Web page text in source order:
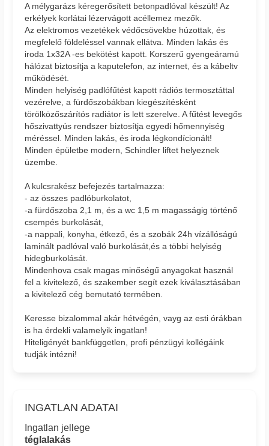
A mélygarázs kéregerősített betonpadlóval készült! Az
erkélyek korlátai lézervágott acéllemez mezők.
Az elektromos vezetékek védőcsövekbe húzottak, és
megfelelő földeléssel vannak ellátva. Minden lakás és
iroda 1x32A -es bekötést kapott. Korszerű gyengeáramú
hálózat biztosítja a kaputelefon, az internet, és a kábeltv
működését.
Minden helyiség padlófűtést kapott rádiós termosztáttal
vezérelve, a fürdőszobákban kiegészítésként
törölközőszárítós radiátor is lett szerelve. A fűtést levegős
hőszivattyús rendszer biztosítja egyedi hőmennyiség
méréssel. Minden lakás, és iroda légkondícionált!
Minden épületbe modern, Schindler liftet helyeznek
üzembe.
A kulcsrakész befejezés tartalmazza:
- az összes padlóburkolatot,
-a fürdőszoba 2,1 m, és a wc 1,5 m magasságig történő
csempés burkolását,
-a nappali, konyha, étkező, és a szobák 24h vízállóságú
laminált padlóval való burkolását,és a többi helyiség
hidegburkolását.
Mindenhova csak magas minőségű anyagokat használ
fel a kivitelező, és szakember segít ezek kiválasztásában
a kivitelező cég bemutató termében.
Keresse bizalommal akár hétvégén, vayg az esti órákban
is ha érdekli valamelyik ingatlan!
Hiteligényét bankfüggetlen, profi pénzügyi kollégáink
tudják intézni!
INGATLAN ADATAI
Ingatlan jellege
téglalakás